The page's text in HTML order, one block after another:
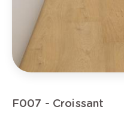
F007 - Croissant